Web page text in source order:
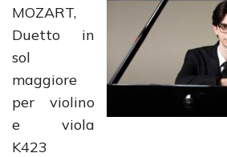
MOZART,
Duetto in
sol
maggiore
per violino
e viola
K423